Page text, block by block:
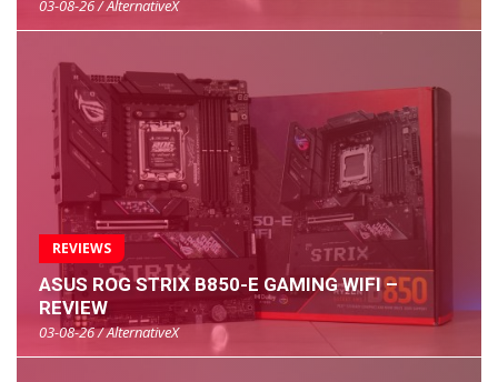
03-08-26 / AlternativeX
REVIEWS
ASUS ROG STRIX B850-E GAMING WIFI –
REVIEW
03-08-26 / AlternativeX